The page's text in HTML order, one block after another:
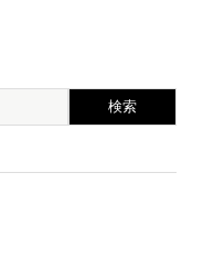
検索